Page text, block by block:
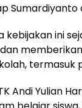
ini
Andi Yulian